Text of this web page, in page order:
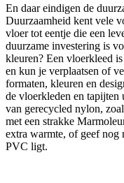
En daar eindigen de
Duurzaamheid kent vele
vloer tot eentje die een
duurzame investering is
kleuren? Een vloerkleed
en kun je verplaatsen of
formaten, kleuren en
de vloerkleden en tapijten
van gerecycled nylon,
met een strakke
extra warmte, of geef nog
PVC ligt.